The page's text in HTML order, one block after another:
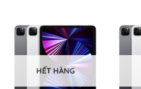
HẾT HÀNG